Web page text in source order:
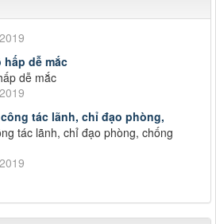
Hồ sơ bệnh án điện tử
dễ mắc
dễ mắc
tác lãnh, chỉ đạo phòng,
tác lãnh, chỉ đạo phòng, chống
hiện Hồ sơ bệnh án điện tử